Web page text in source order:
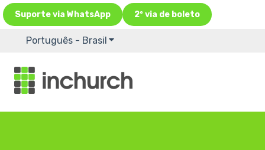
Suporte via WhatsApp 2º via de boleto
Português - Brasil Mostrar submenu para traduções